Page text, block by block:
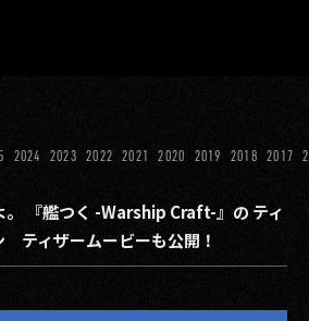
ジョブカン
ゲーム
ミクチャ
2024 2023 2022 2021 2020 2019 2018 2017
。 『艦つく -Warship Craft-』の ティ
ティザームービーも公開！